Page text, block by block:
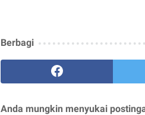
Berbagi
Anda mungkin menyukai